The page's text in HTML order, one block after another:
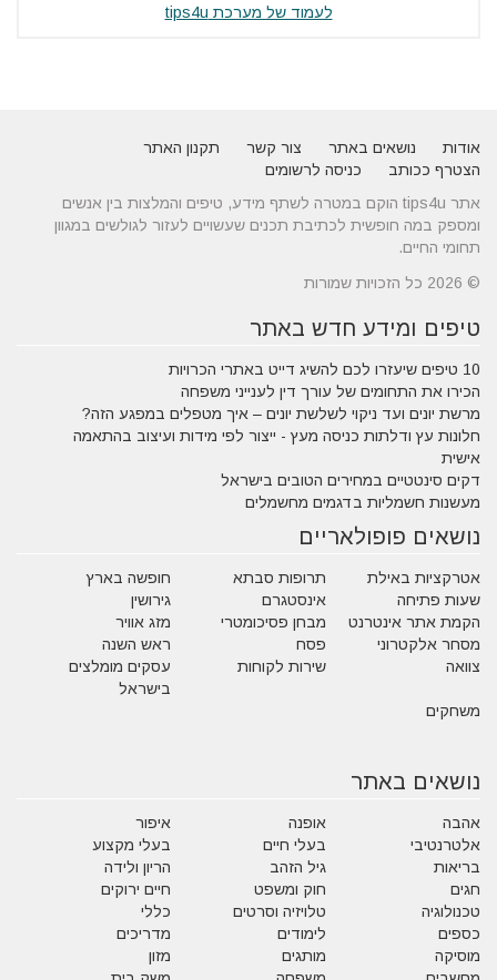
לעמוד של מערכת tips4u
אודות נושאים באתר צור קשר
תקנון האתר
הצטרף ככותב
כניסה לרשומים
אתר tips4u הוקם במטרה לשתף מידע, טיפים והמלצות בין אנשים
ומספק במה חופשית לכתיבת תכנים שעשויים לעזור לגולשים במגוון
תחומי החיים.
© 2026 כל הזכויות שמורות
טיפים ומידע חדש באתר
10 טיפים שיעזרו לכם להשיג דייט באתרי הכרויות
הכירו את התחומים של עורך דין לענייני משפחה
מרשת יונים ועד ניקוי לשלשת יונים – איך מטפלים במפגע הזה?
חלונות עץ ודלתות כניסה מעץ - ייצור לפי מידות ועיצוב בהתאמה
אישית
דקים סינטטיים במחירים הטובים בישראל
מעשנות חשמליות בדגמים מחשמלים
נושאים פופולאריים
אטרקציות באילת תרופות סבתא
חופשה בארץ
שעות פתיחה
אינסטגרם
גירושין
הקמת אתר אינטרנט
מבחן פסיכומטרי
מזג אוויר
מסחר אלקטרוני
פסח
ראש השנה
צוואה
שירות לקוחות
עסקים מומלצים
בישראל
משחקים
נושאים באתר
אהבה אופנה
איפור
אלטרנטיבי
בעלי חיים
בעלי מקצוע
בריאות
גיל הזהב
הריון ולידה
חגים
חוק ומשפט
חיים ירוקים
טכנולוגיה
טלויזיה וסרטים
כללי
כספים
לימודים
מדריכים
מוסיקה
מותגים
מזון